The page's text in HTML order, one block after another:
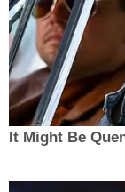
It Might Be